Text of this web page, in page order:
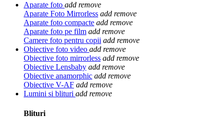
Aparate foto add remove
Aparate Foto Mirrorless add remove
Aparate foto compacte add remove
Aparate foto pe film add remove
Camere foto pentru copii add remove
Obiective foto video add remove
Obiective foto mirrorless add remove
Obiective Lensbaby add remove
Obiective anamorphic add remove
Obiective V-AF add remove
Lumini si blituri add remove
Blituri